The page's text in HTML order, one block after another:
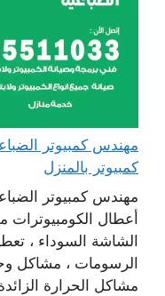
كمبيوتر بالمنزل
مهندس كمبيوتر
أعطال
الشاشة السوداء ،
الرسومات ، مشاكل
مشاكل الحرارة